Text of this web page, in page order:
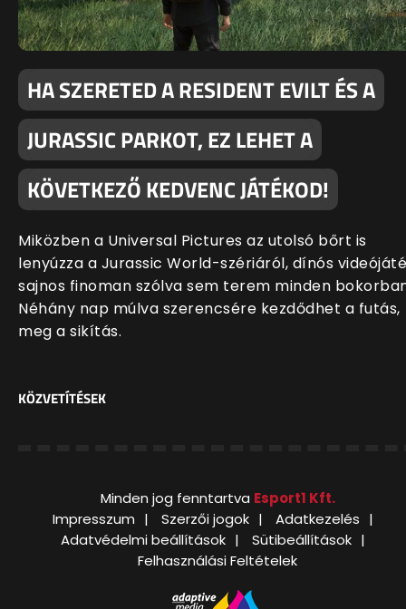
HA SZERETED A RESIDENT EVILT ÉS A
JURASSIC PARKOT, EZ LEHET A
KÖVETKEZŐ KEDVENC JÁTÉKOD!
Miközben a Universal Pictures az utolsó bőrt is
lenyúzza a Jurassic World-szériáról, dínós
sajnos finoman szólva sem terem minden
Néhány nap múlva szerencsére kezdődhet a futás,
meg a sikítás.
KÖZVETÍTÉSEK
Minden jog fenntartva Esport1 Kft.
Impresszum
Szerzői jogok
Adatkezelés
Adatvédelmi beállítások
Sütibeállítások
Felhasználási Feltételek